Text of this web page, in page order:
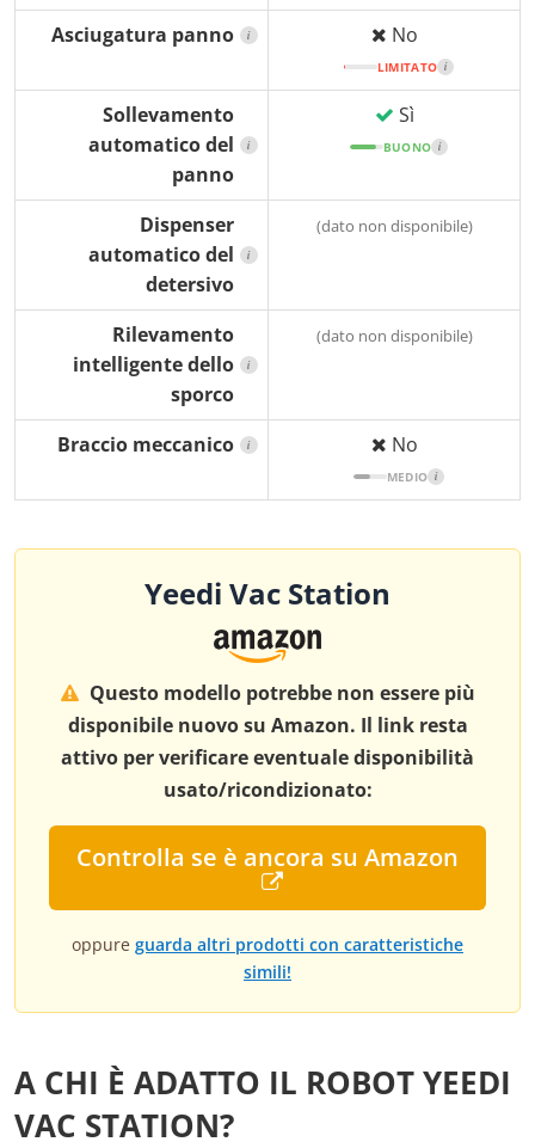
Asciugatura panno i No
LIMITATO i
Sollevamento
automatico del
panno
i
Sì
BUONO i
Dispenser
automatico del
detersivo
i
(dato non disponibile)
Rilevamento
intelligente dello
sporco
i
(dato non disponibile)
Braccio meccanico i No
MEDIO i
Yeedi Vac Station
Questo modello potrebbe non essere più
disponibile nuovo su Amazon. Il link resta
attivo per verificare eventuale disponibilità
usato/ricondizionato:
Controlla se è ancora su Amazon
oppure guarda altri prodotti con caratteristiche
simili!
A CHI È ADATTO IL ROBOT YEEDI
VAC STATION?